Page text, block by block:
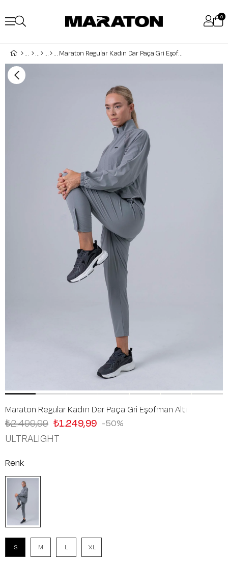
0
Maraton Regular Kadın Dar Paça Gri Eşofman Altı
Maraton Regular Kadın Dar Paça Gri Eşofman Altı
50
₺2.499,99 ₺1.249,99
ULTRALIGHT
Renk
S M L XL